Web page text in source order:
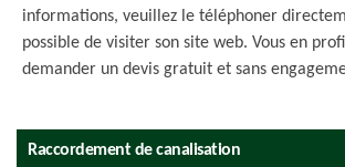
informations, veuillez le téléphoner
possible de visiter son site web. Vous en
demander un devis gratuit et sans
Raccordement de canalisation